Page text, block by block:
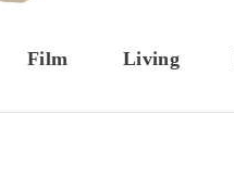
Film Living